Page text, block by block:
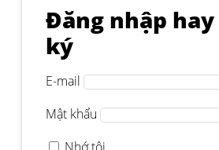
Đăng nhập
ký
E-mail
Mật khẩu